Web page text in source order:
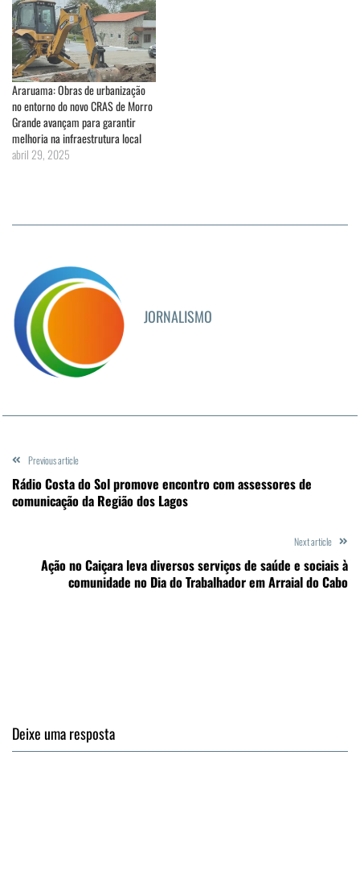
Araruama: Obras de urbanização
no entorno do novo CRAS de Morro
Grande avançam para garantir
melhoria na infraestrutura local
abril 29, 2025
JORNALISMO
Previous article
Rádio Costa do Sol promove encontro com assessores de
comunicação da Região dos Lagos
Next article
Ação no Caiçara leva diversos serviços de saúde e sociais à
comunidade no Dia do Trabalhador em Arraial do Cabo
Deixe uma resposta